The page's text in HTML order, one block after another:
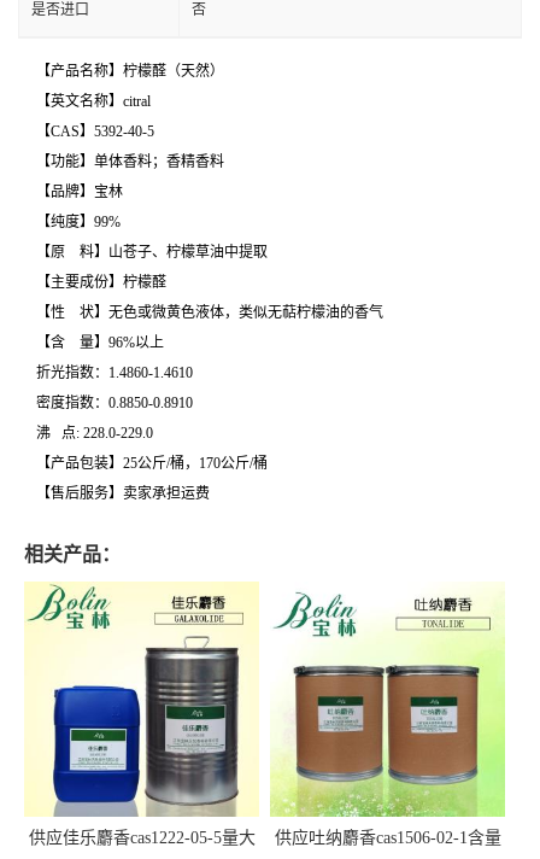
是否进口 否
【产品名称】柠檬醛（天然）
【英文名称】citral
【CAS】5392-40-5
【功能】单体香料；香精香料
【品牌】宝林
【纯度】99%
【原 料】山苍子、柠檬草油中提取
【主要成份】柠檬醛
【性 状】无色或微黄色液体，类似无萜柠檬油的香气
【含 量】96%以上
折光指数：1.4860-1.4610
密度指数：0.8850-0.8910
沸 点: 228.0-229.0
【产品包装】25公斤/桶，170公斤/桶
【售后服务】卖家承担运费
相关产品：
供应佳乐麝香cas1222-05-5量大 供应吐纳麝香cas1506-02-1含量